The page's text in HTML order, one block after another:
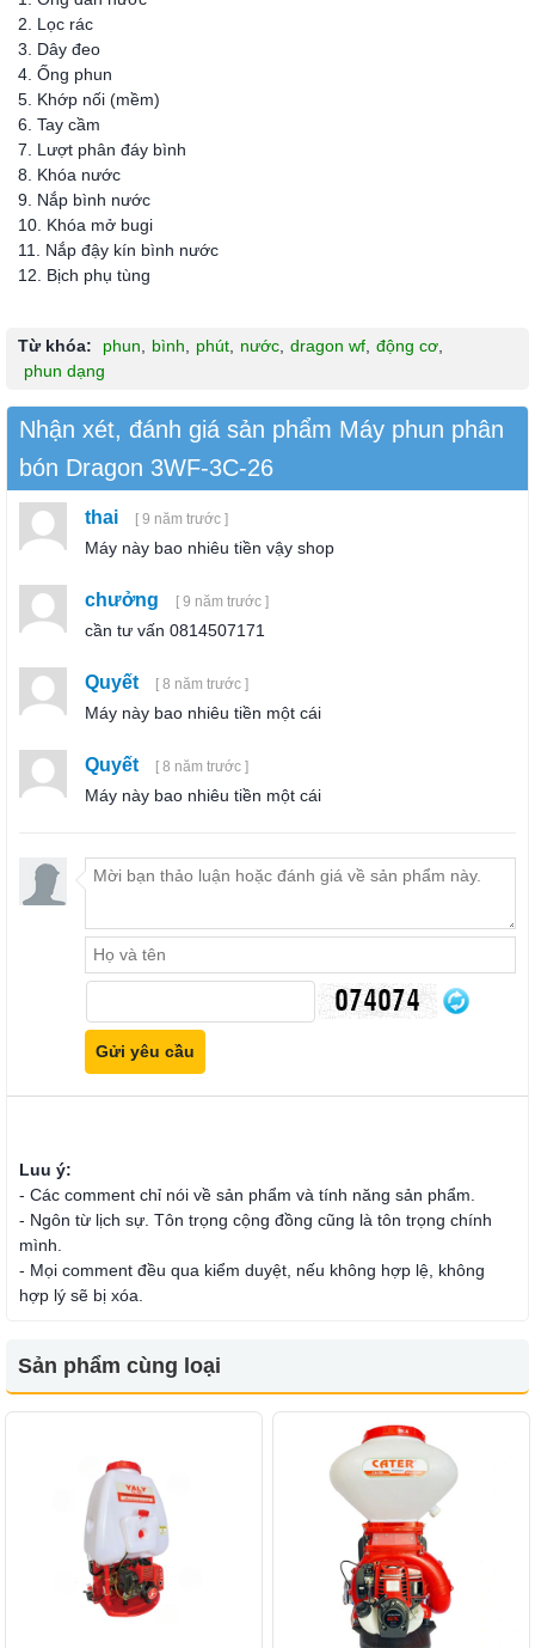
2. Lọc rác
3. Dây đeo
4. Ống phun
5. Khớp nối (mềm)
6. Tay cầm
7. Lượt phân đáy bình
8. Khóa nước
9. Nắp bình nước
10. Khóa mở bugi
11. Nắp đậy kín bình nước
12. Bịch phụ tùng
Từ khóa: phun, bình, phút, nước, dragon wf, động cơ,
phun dạng
Nhận xét, đánh giá sản phẩm Máy phun phân
bón Dragon 3WF-3C-26
thai [ 9 năm trước ]
Máy này bao nhiêu tiền vậy shop
chưởng [ 9 năm trước ]
cần tư vấn 0814507171
Quyết [ 8 năm trước ]
Máy này bao nhiêu tiền một cái
Quyết [ 8 năm trước ]
Máy này bao nhiêu tiền một cái
Luu ý:
- Các comment chỉ nói về sản phẩm và tính năng sản phẩm.
- Ngôn từ lịch sự. Tôn trọng cộng đồng cũng là tôn trọng chính
mình.
- Mọi comment đều qua kiểm duyệt, nếu không hợp lệ, không
hợp lý sẽ bị xóa.
Sản phẩm cùng loại